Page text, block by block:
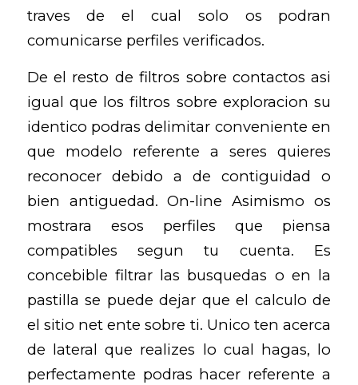
traves de el cual solo os podran
comunicarse perfiles verificados.
De el resto de filtros sobre contactos asi
igual que los filtros sobre exploracion su
identico podras delimitar conveniente en
que modelo referente a seres quieres
reconocer debido a de contiguidad o
bien antiguedad. On-line Asimismo os
mostrara esos perfiles que piensa
compatibles segun tu cuenta. Es
concebible filtrar las busquedas o en la
pastilla se puede dejar que el calculo de
el sitio net ente sobre ti. Unico ten acerca
de lateral que realizes lo cual hagas, lo
perfectamente podras hacer referente a